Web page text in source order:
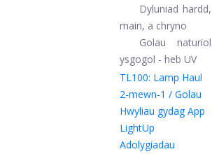
Dyluniad hardd,
main, a chryno
Golau naturiol
ysgogol - heb UV
TL100: Lamp Haul
2-mewn-1 / Golau
Hwyliau gydag App
LightUp
Adolygiadau